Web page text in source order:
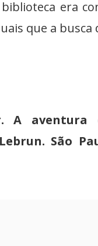
era
que a busca
A
São